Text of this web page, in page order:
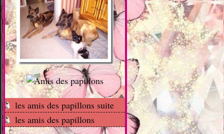
les amis des papillons suite
les amis des papillons